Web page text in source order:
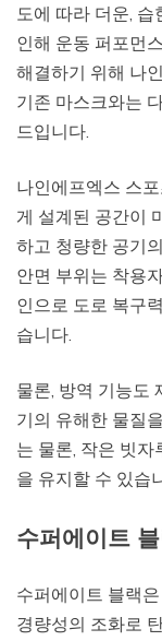
도에 따라 더운,
인해 운동 퍼포먼
해결하기 위해 나
기존 마스크와는
드입니다.
나인에프엑스 스
게 설계된 공간이
하고 청량한 공기
안면 부위는 착용
인으로 도로 복구
습니다.
물론, 방역 기능도
기의 유해한 물질
는 물론, 작은 빗
을 유지할 수 있습
수퍼에이트
수퍼에이트 블랙
경량성의 조화로